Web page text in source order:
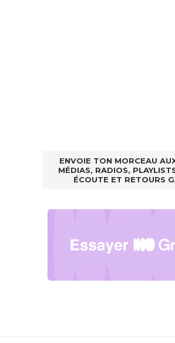
ENVOIE TON MORCEAU
MÉDIAS, RADIOS,
ÉCOUTE ET RETOURS